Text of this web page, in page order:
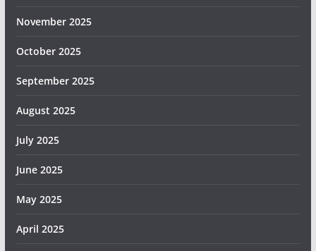
November 2025
October 2025
September 2025
August 2025
July 2025
June 2025
May 2025
April 2025